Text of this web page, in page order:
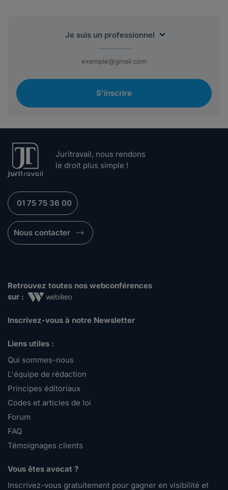
S'inscrire
Juritravail, nous rendons
le droit plus simple !
01 75 75 36 00
Nous contacter
Retrouvez toutes nos webconférences
sur :
Inscrivez-vous à notre Newsletter
Liens utiles :
Qui sommes-nous
L'équipe de rédaction
Principes éditoriaux
Codes et articles de loi
Forum
FAQ
Témoignages clients
Vous êtes avocat ?
Inscrivez-vous gratuitement pour gagner en visibilité et